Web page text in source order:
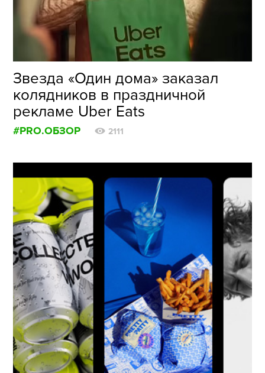
Звезда «Один дома» заказал
колядников в праздничной
рекламе Uber Eats
#PRO.ОБЗОР 2111